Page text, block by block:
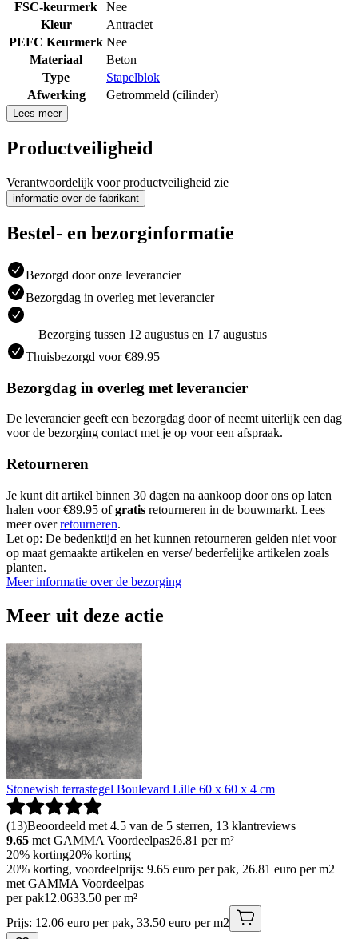
FSC-keurmerk
Nee
Kleur
Antraciet
PEFC Keurmerk Nee
Materiaal
Beton
Type
Stapelblok
Afwerking
Getrommeld (cilinder)
Lees meer
Productveiligheid
Verantwoordelijk voor productveiligheid zie
informatie over de fabrikant
Bestel- en bezorginformatie
Bezorgd door onze leverancier
Bezorgdag in overleg met leverancier
Bezorging tussen 12 augustus en 17 augustus
Thuisbezorgd voor €89.95
Bezorgdag in overleg met leverancier
De leverancier geeft een bezorgdag door of neemt uiterlijk een dag
voor de bezorging contact met je op voor een afspraak.
Retourneren
Je kunt dit artikel binnen 30 dagen na aankoop door ons op laten
halen voor €89.95 ofgratis retourneren in de bouwmarkt. Lees
meer overretourneren.
Let op: De bedenktijd en het kunnen retourneren gelden niet voor
op maat gemaakte artikelen en verse/ bederfelijke artikelen zoals
planten.
Meer informatie over de bezorging
Meer uit deze actie
Stonewish terrastegel Boulevard Lille 60 x 60 x 4 cm
(13)Beoordeeld met 4.5 van de 5 sterren, 13 klantreviews
9.65 met GAMMA Voordeelpas26.81 per m²
20% korting20% korting
20% korting, voordeelprijs: 9.65 euro per pak, 26.81 euro per m2
met GAMMA Voordeelpas
per pak12.0633.50 per m²
Prijs: 12.06 euro per pak, 33.50 euro per m2